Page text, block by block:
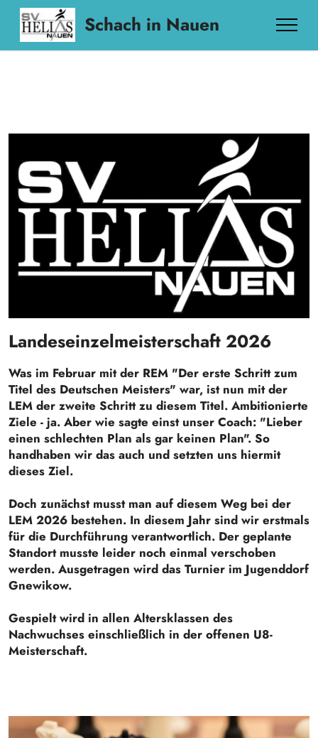
Schach in Nauen
Landeseinzelmeisterschaft 2026
Was im Februar mit der REM "Der erste Schritt zum
Titel des Deutschen Meisters" war, ist nun mit der
LEM der zweite Schritt zu diesem Titel. Ambitionierte
Ziele - ja. Aber wie sagte einst unser Coach: "Lieber
einen schlechten Plan als gar keinen Plan". So
handhaben wir das auch und setzten uns hiermit
dieses Ziel.
Doch zunächst musst man auf diesem Weg bei der
LEM 2026 bestehen. In diesem Jahr sind wir erstmals
für die Durchführung verantwortlich. Der geplante
Standort musste leider noch einmal verschoben
werden. Ausgetragen wird das Turnier im Jugenddorf
Gnewikow.
Gespielt wird in allen Altersklassen des
Nachwuchses einschließlich in der offenen U8-
Meisterschaft.